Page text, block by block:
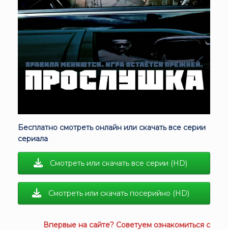
Бесплатно смотреть онлайн или скачать все серии
сериала
Смотреть или скачать все серии (HD)
Смотреть или скачать посерийно (HD)
Впервые на сайте? Советуем ознакомиться с